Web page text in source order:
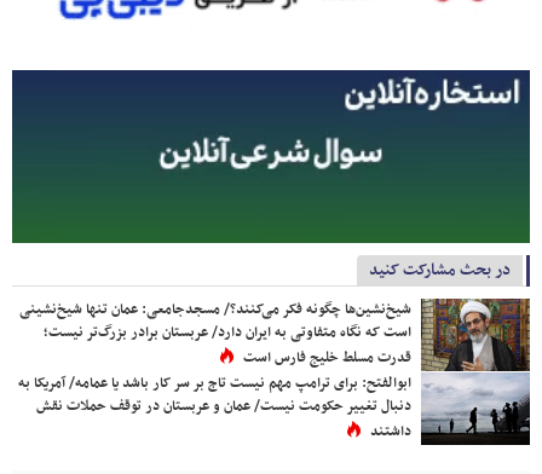
در بحث مشارکت کنید
شیخ‌نشین‌ها چگونه فکر می‌کنند؟/ مسجدجامعی: عمان تنها شیخ‌نشینی
است که نگاه متفاوتی به ایران دارد/ عربستان برادر بزرگ‌تر نیست؛
قدرت مسلط خلیج فارس است
ابوالفتح: برای ترامپ مهم نیست تاج بر سر کار باشد یا عمامه/ آمریکا به
دنبال تغییر حکومت نیست/ عمان و عربستان در توقف حملات نقش
داشتند